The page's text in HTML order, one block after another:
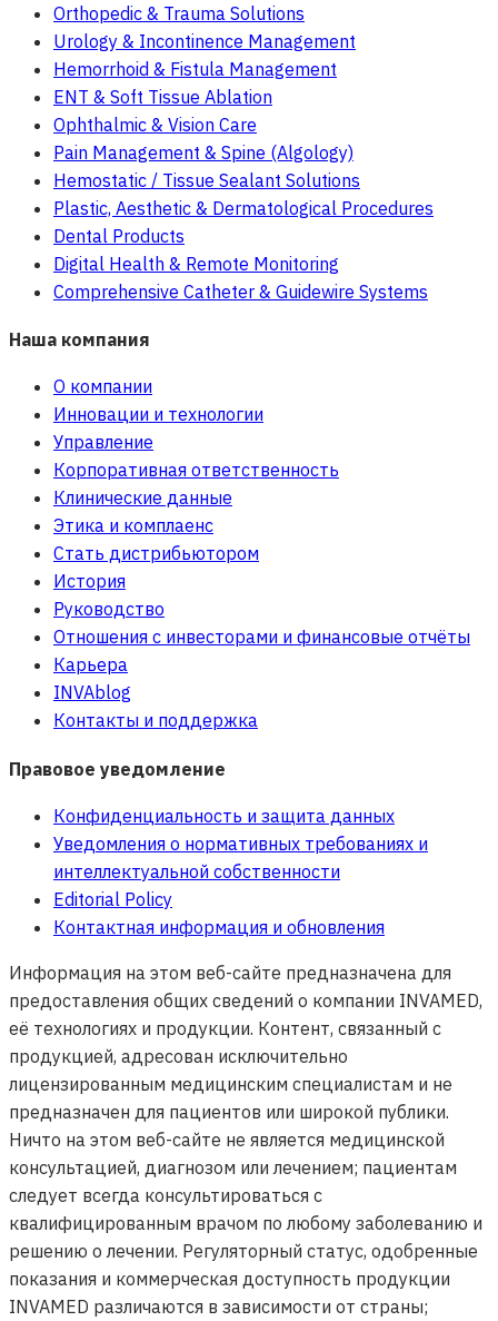
Orthopedic & Trauma Solutions
Urology & Incontinence Management
Hemorrhoid & Fistula Management
ENT & Soft Tissue Ablation
Ophthalmic & Vision Care
Pain Management & Spine (Algology)
Hemostatic / Tissue Sealant Solutions
Plastic, Aesthetic & Dermatological Procedures
Dental Products
Digital Health & Remote Monitoring
Comprehensive Catheter & Guidewire Systems
Наша компания
О компании
Инновации и технологии
Управление
Корпоративная ответственность
Клинические данные
Этика и комплаенс
Стать дистрибьютором
История
Руководство
Отношения с инвесторами и финансовые отчёты
Карьера
INVAblog
Контакты и поддержка
Правовое уведомление
Конфиденциальность и защита данных
Уведомления о нормативных требованиях и
интеллектуальной собственности
Editorial Policy
Контактная информация и обновления
Информация на этом веб-сайте предназначена для
предоставления общих сведений о компании INVAMED,
её технологиях и продукции. Контент, связанный с
продукцией, адресован исключительно
лицензированным медицинским специалистам и не
предназначен для пациентов или широкой публики.
Ничто на этом веб-сайте не является медицинской
консультацией, диагнозом или лечением; пациентам
следует всегда консультироваться с
квалифицированным врачом по любому заболеванию и
решению о лечении. Регуляторный статус, одобренные
показания и коммерческая доступность продукции
INVAMED различаются в зависимости от страны;